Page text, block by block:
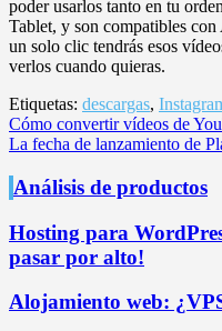
poder usarlos tanto en tu
Tablet, y son compatibles
un solo clic tendrás esos
verlos cuando quieras.
Etiquetas: descargas,
Navegación
de
entradas
Cómo convertir vídeos de
La fecha de lanzamiento de
Análisis de productos
Hosting para
pasar por alto!
Alojamiento web: